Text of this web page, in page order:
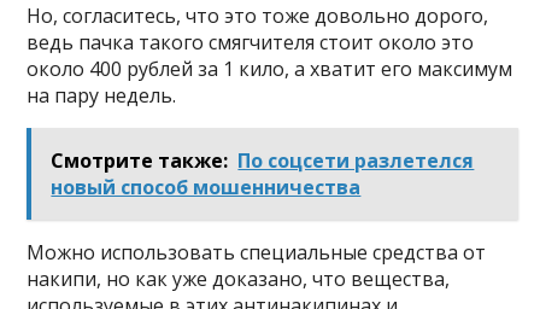
Но, согласитесь, что это тоже довольно дорого,
ведь пачка такого смягчителя стоит около это
около 400 рублей за 1 кило, а хватит его максимум
на пару недель.
Смотрите также: По соцсети разлетелся
новый способ мошенничества
Можно использовать специальные средства от
накипи, но как уже доказано, что вещества,